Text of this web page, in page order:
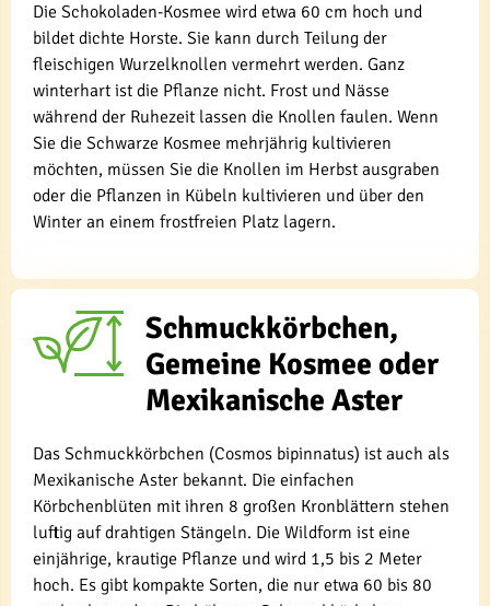
Die Schokoladen-Kosmee wird etwa 60 cm hoch und
bildet dichte Horste. Sie kann durch Teilung der
fleischigen Wurzelknollen vermehrt werden. Ganz
winterhart ist die Pflanze nicht. Frost und Nässe
während der Ruhezeit lassen die Knollen faulen. Wenn
Sie die Schwarze Kosmee mehrjährig kultivieren
möchten, müssen Sie die Knollen im Herbst ausgraben
oder die Pflanzen in Kübeln kultivieren und über den
Winter an einem frostfreien Platz lagern.
Schmuckkörbchen,
Gemeine Kosmee oder
Mexikanische Aster
Das Schmuckkörbchen (Cosmos bipinnatus) ist auch als
Mexikanische Aster bekannt. Die einfachen
Körbchenblüten mit ihren 8 großen Kronblättern stehen
luftig auf drahtigen Stängeln. Die Wildform ist eine
einjährige, krautige Pflanze und wird 1,5 bis 2 Meter
hoch. Es gibt kompakte Sorten, die nur etwa 60 bis 80